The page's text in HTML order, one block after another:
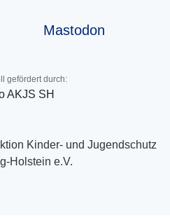
Mastodon
gefördert durch:
Kinder- und Jugendschutz
Holstein e.V.